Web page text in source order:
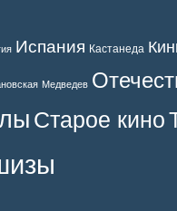
Испания Кастанеда
Медведев
Старое кино